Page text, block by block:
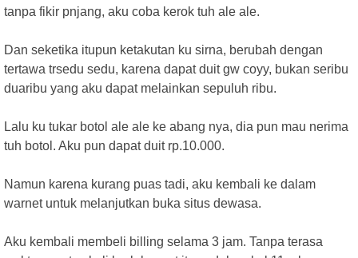
tanpa fikir pnjang, aku coba kerok tuh ale ale.
Dan seketika itupun ketakutan ku sirna, berubah dengan
tertawa trsedu sedu, karena dapat duit gw coyy, bukan seribu
duaribu yang aku dapat melainkan sepuluh ribu.
Lalu ku tukar botol ale ale ke abang nya, dia pun mau nerima
tuh botol. Aku pun dapat duit rp.10.000.
Namun karena kurang puas tadi, aku kembali ke dalam
warnet untuk melanjutkan buka situs dewasa.
Aku kembali membeli billing selama 3 jam. Tanpa terasa